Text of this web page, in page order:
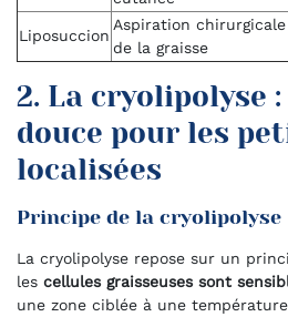
Liposuccion
Aspiration chirurgicale
de la graisse
2. La cryolipolyse
douce pour les
localisées
Principe de la cryolipolyse
La cryolipolyse repose sur un
les cellules graisseuses sont
une zone ciblée à une